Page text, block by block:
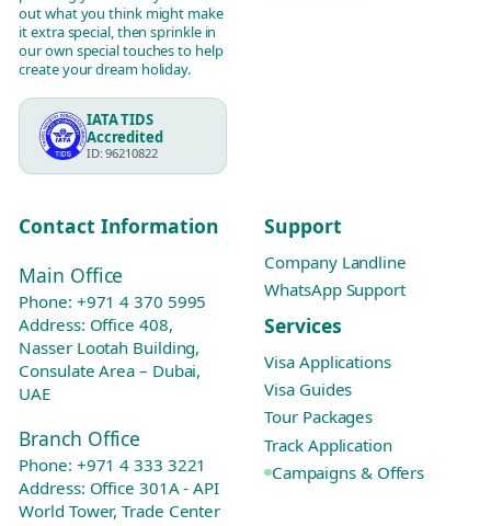
out what you think might make
it extra special, then sprinkle in
our own special touches to help
create your dream holiday.
IATA TIDS
Accredited
ID: 96210822
Contact Information
Main Office
Phone: +971 4 370 5995
Address: Office 408,
Nasser Lootah Building,
Consulate Area – Dubai,
UAE
Branch Office
Phone: +971 4 333 3221
Address: Office 301A - API
World Tower, Trade Center
Support
Company Landline
WhatsApp Support
Services
Visa Applications
Visa Guides
Tour Packages
Track Application
Campaigns & Offers